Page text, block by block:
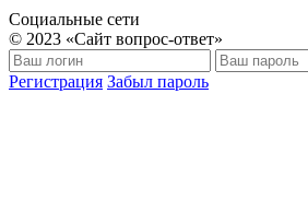
Социальные сети
© 2023 «Сайт вопрос-ответ»
Регистрация Забыл пароль